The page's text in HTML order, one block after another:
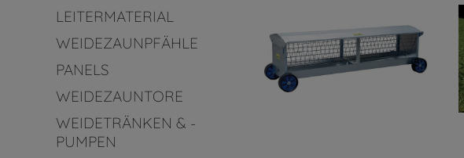
LEITERMATERIAL
WEIDEZAUNPFÄHLE
PANELS
WEIDEZAUNTORE
WEIDETRÄNKEN & -
PUMPEN